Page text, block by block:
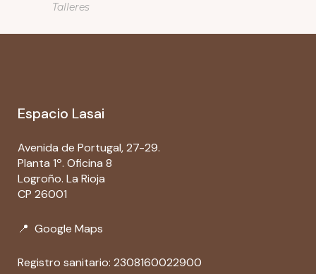
Talleres
Espacio Lasai
Avenida de Portugal, 27-29.
Planta 1º. Oficina 8
Logroño. La Rioja
CP 26001
📍 Google Maps
Registro sanitario: 2308160022900